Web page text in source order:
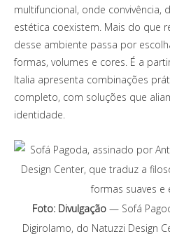
multifuncional, onde convivência,
estética coexistem. Mais do que
desse ambiente passa por
formas, volumes e cores. É a
Italia apresenta combinações
completo, com soluções que
identidade.
Foto: Divulgação — Sofá
Digirolamo, do Natuzzi Design